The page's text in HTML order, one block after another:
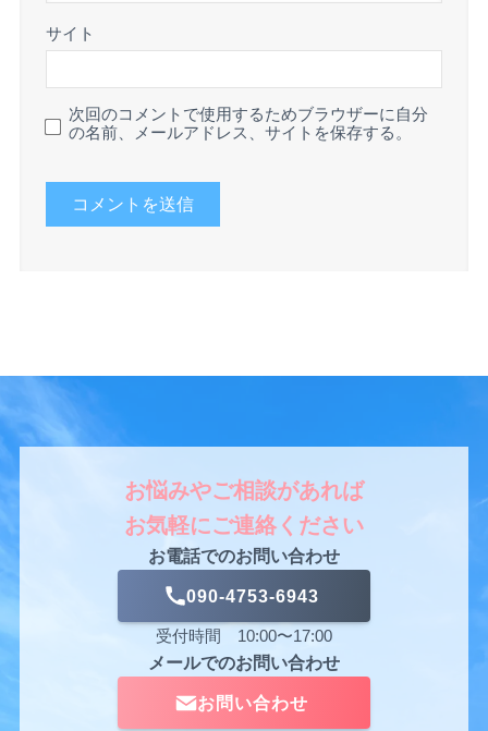
サイト
次回のコメントで使用するためブラウザーに自分
の名前、メールアドレス、サイトを保存する。
お悩みやご相談があれば
お気軽にご連絡ください
お電話でのお問い合わせ
090-4753-6943
受付時間 10:00〜17:00
メールでのお問い合わせ
お問い合わせ